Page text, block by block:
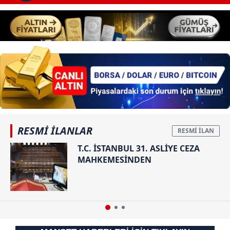
RESMİ İLANLAR
T.C. İSTANBUL 31. ASLİYE CEZA
MAHKEMESİNDEN